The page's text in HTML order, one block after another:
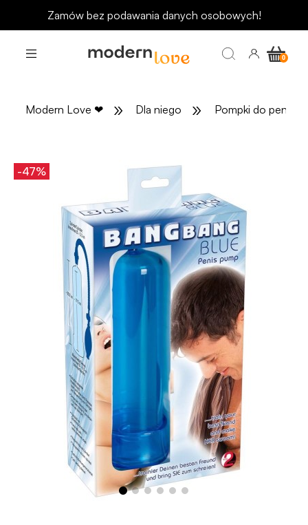
Zamów bez podawania danych osobowych!
Modern Love ❤ » Dla niego » Pompki do penisa
-47%